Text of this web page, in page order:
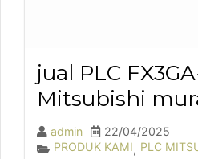
jual PLC
Mitsubishi
admin
22/04/2025
PRODUK KAMI, PLC